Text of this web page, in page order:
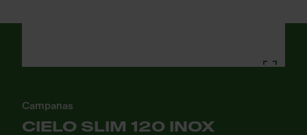
Campanas
CIELO SLIM 120 INOX